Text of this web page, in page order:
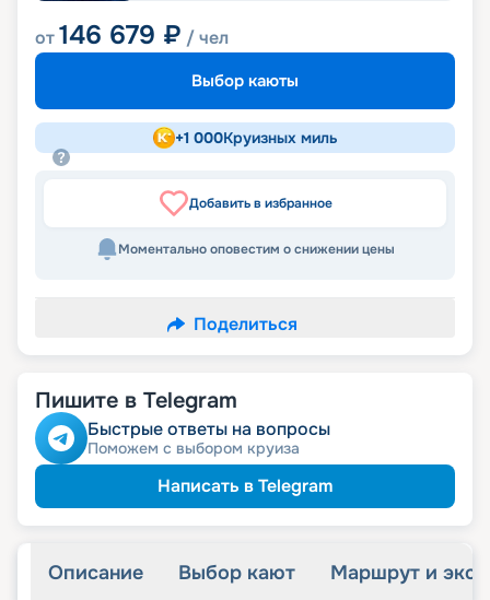
от146 679 ₽ / чел
Выбор каюты
+1 000Круизных миль
Добавить в избранное
Моментально оповестим о снижении цены
Поделиться
Пишите в Telegram
Быстрые ответы на вопросы
Поможем с выбором круиза
Написать в Telegram
Описание Выбор кают Маршрут и